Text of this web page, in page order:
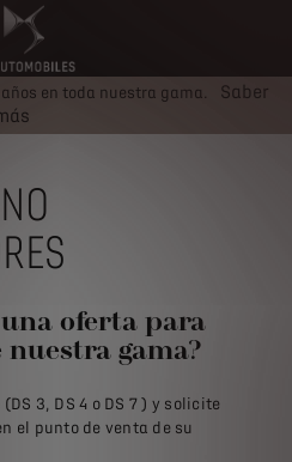
en toda nuestra gama.
Saber
oferta para
gama?
3, DS 4 o DS 7 ) y solicite
el punto de venta de su